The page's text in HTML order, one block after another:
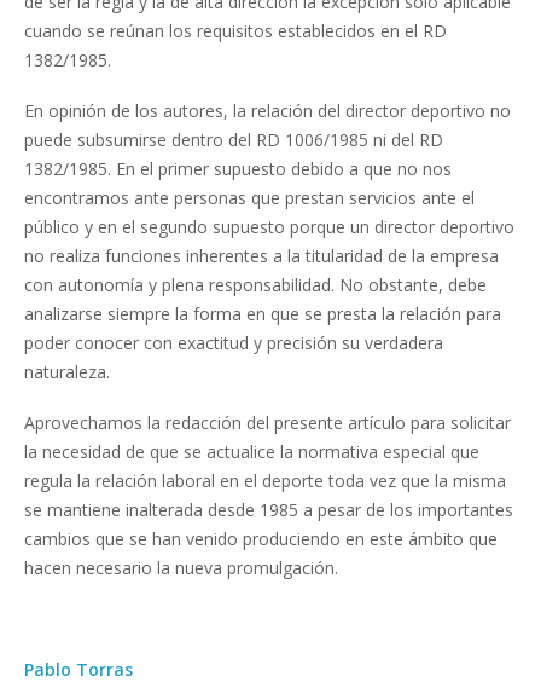
cuando se reúnan los requisitos establecidos en el RD
1382/1985.
En opinión de los autores, la relación del director deportivo no
puede subsumirse dentro del RD 1006/1985 ni del RD
1382/1985. En el primer supuesto debido a que no nos
encontramos ante personas que prestan servicios ante el
público y en el segundo supuesto porque un director deportivo
no realiza funciones inherentes a la titularidad de la empresa
con autonomía y plena responsabilidad. No obstante, debe
analizarse siempre la forma en que se presta la relación para
poder conocer con exactitud y precisión su verdadera
naturaleza.
Aprovechamos la redacción del presente artículo para solicitar
la necesidad de que se actualice la normativa especial que
regula la relación laboral en el deporte toda vez que la misma
se mantiene inalterada desde 1985 a pesar de los importantes
cambios que se han venido produciendo en este ámbito que
hacen necesario la nueva promulgación.
Pablo Torras